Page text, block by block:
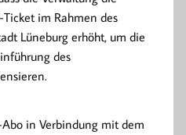
im Rahmen des
Lüneburg erhöht, um die
des
in Verbindung mit dem